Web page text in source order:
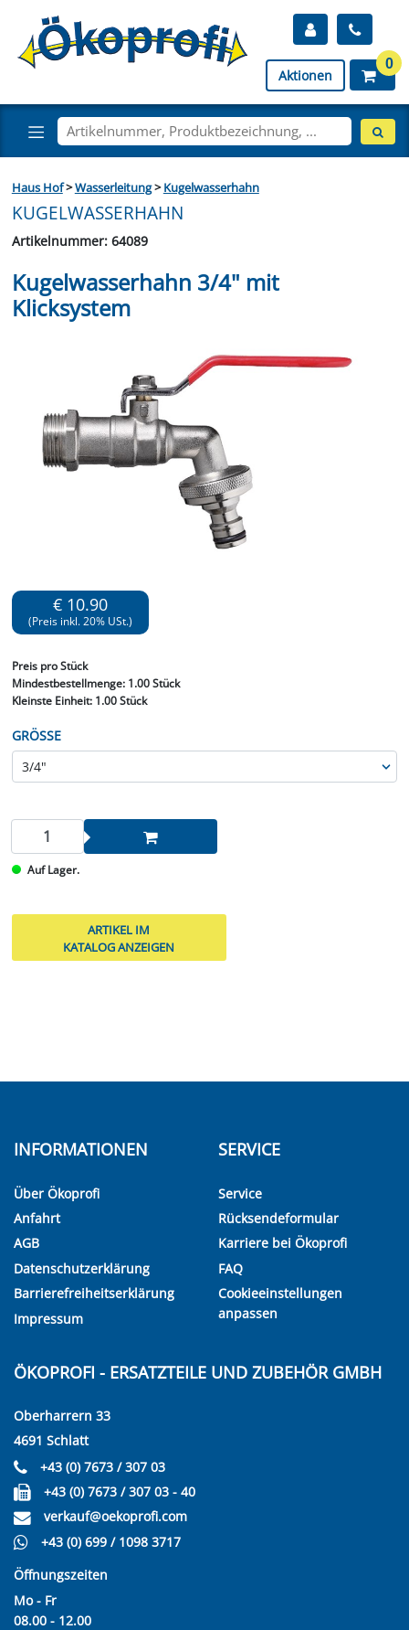
Aktionen
0
Haus Hof>Wasserleitung>Kugelwasserhahn
KUGELWASSERHAHN
Artikelnummer: 64089
Kugelwasserhahn 3/4" mit
Klicksystem
€ 10.90
(Preis inkl. 20% USt.)
Preis pro Stück
Mindestbestellmenge: 1.00 Stück
Kleinste Einheit:1.00 Stück
GRÖSSE
Auf Lager.
ARTIKEL IM
KATALOG ANZEIGEN
INFORMATIONEN
Über Ökoprofi
Anfahrt
AGB
Datenschutzerklärung
Barrierefreiheitserklärung
Impressum
SERVICE
Service
Rücksendeformular
Karriere bei Ökoprofi
FAQ
Cookieeinstellungen
anpassen
ÖKOPROFI - ERSATZTEILE UND ZUBEHÖR GMBH
Oberharrern 33
4691 Schlatt
+43 (0) 7673 / 307 03
+43 (0) 7673 / 307 03 - 40
verkauf@oekoprofi.com
+43 (0) 699 / 1098 3717
Öffnungszeiten
Mo - Fr
08.00 - 12.00